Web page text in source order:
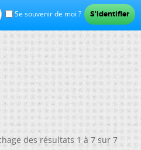
Se souvenir de moi ?
des résultats 1 à 7 sur 7